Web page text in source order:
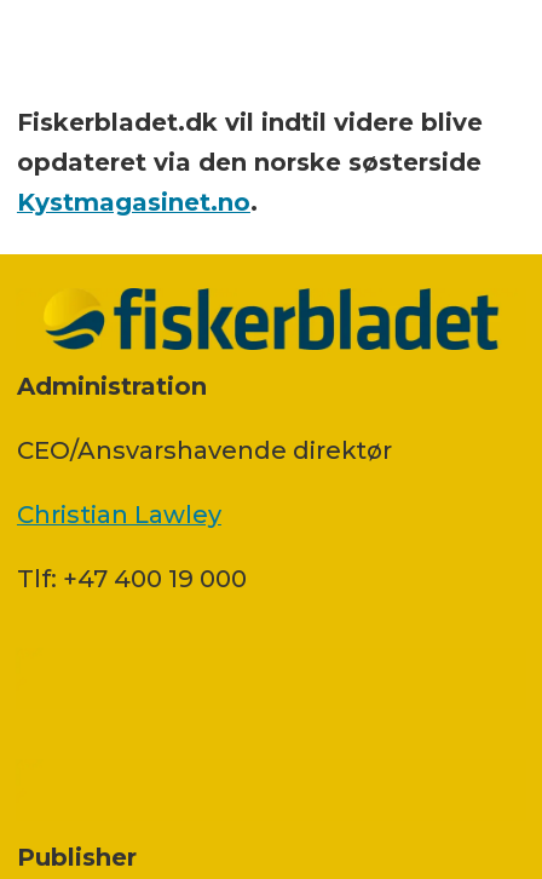
Fiskerbladet.dk vil indtil videre blive
opdateret via den norske søsterside
Kystmagasinet.no.
Administration
CEO/Ansvarshavende direktør
Christian Lawley
Tlf: +47 400 19 000
Publisher